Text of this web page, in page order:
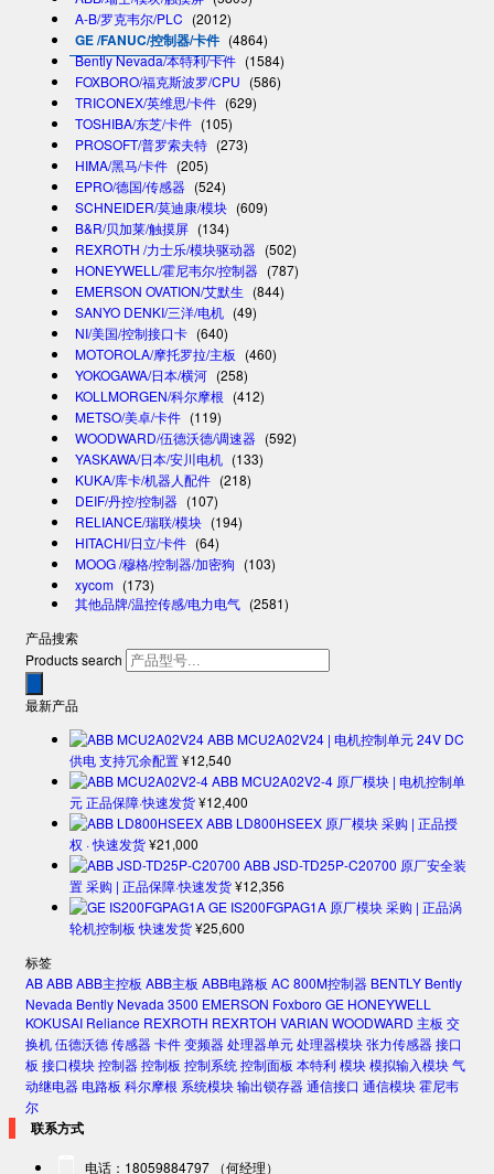
A-B/罗克韦尔/PLC (2012)
GE /FANUC/控制器/卡件 (4864)
Bently Nevada/本特利/卡件 (1584)
FOXBORO/福克斯波罗/CPU (586)
TRICONEX/英维思/卡件 (629)
TOSHIBA/东芝/卡件 (105)
PROSOFT/普罗索夫特 (273)
HIMA/黑马/卡件 (205)
EPRO/德国/传感器 (524)
SCHNEIDER/莫迪康/模块 (609)
B&R/贝加莱/触摸屏 (134)
REXROTH /力士乐/模块驱动器 (502)
HONEYWELL/霍尼韦尔/控制器 (787)
EMERSON OVATION/艾默生 (844)
SANYO DENKI/三洋/电机 (49)
NI/美国/控制接口卡 (640)
MOTOROLA/摩托罗拉/主板 (460)
YOKOGAWA/日本/横河 (258)
KOLLMORGEN/科尔摩根 (412)
METSO/美卓/卡件 (119)
WOODWARD/伍德沃德/调速器 (592)
YASKAWA/日本/安川电机 (133)
KUKA/库卡/机器人配件 (218)
DEIF/丹控/控制器 (107)
RELIANCE/瑞联/模块 (194)
HITACHI/日立/卡件 (64)
MOOG /穆格/控制器/加密狗 (103)
xycom (173)
其他品牌/温控传感/电力电气 (2581)
产品搜索
Products search
最新产品
ABB MCU2A02V24 | 电机控制单元 24V DC
供电 支持冗余配置¥12,540
ABB MCU2A02V2-4 原厂模块 | 电机控制单
元 正品保障·快速发货¥12,400
ABB LD800HSEEX 原厂模块 采购 | 正品授
权 · 快速发货¥21,000
ABB JSD-TD25P-C20700 原厂安全装
置 采购 | 正品保障·快速发货¥12,356
GE IS200FGPAG1A 原厂模块 采购 | 正品涡
轮机控制板 快速发货¥25,600
标签
ABABBABB主控板 ABB主板 ABB电路板 AC 800M控制器 BENTLY Bently
Nevada Bently Nevada 3500 EMERSON Foxboro GE HONEYWELL
KOKUSAI Reliance REXROTH REXRTOH VARIAN WOODWARD 主板 交
换机伍德沃德传感器卡件变频器处理器单元处理器模块张力传感器接口
板 接口模块控制器控制板 控制系统控制面板 本特利模块模拟输入模块气
动继电器电路板 科尔摩根 系统模块输出锁存器通信接口 通信模块霍尼韦
尔
联系方式
电话：18059884797 （何经理）